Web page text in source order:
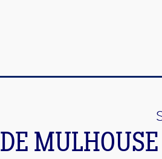
DE